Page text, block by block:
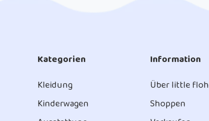
Kategorien
Kleidung
Kinderwagen
Information
Über little floh
Shoppen